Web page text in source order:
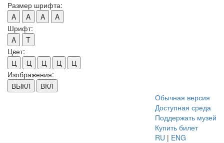
Размер шрифта:
A
A A
A
Шрифт:
A
T
Цвет:
Ц
Ц Ц Ц
Ц
Изображения:
ВЫКЛ
ВКЛ
Обычная версия
Доступная среда
Поддержать музей
Купить билет
RU | ENG